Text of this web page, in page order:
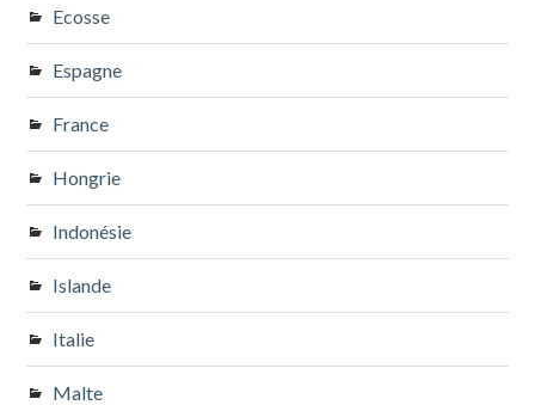
Ecosse
Espagne
France
Hongrie
Indonésie
Islande
Italie
Malte